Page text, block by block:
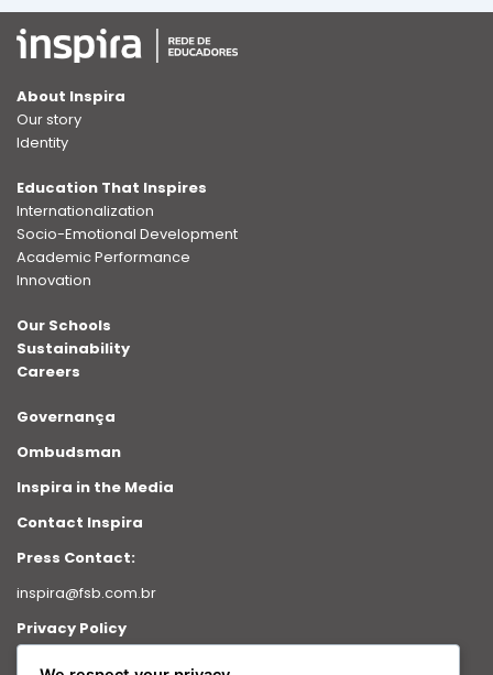
About Inspira
Our story
Identity
Education That Inspires
Internationalization
Socio-Emotional Development
Academic Performance
Innovation
Our Schools
Sustainability
Careers
Governança
Ombudsman
Inspira in the Media
Contact Inspira
Press Contact:
inspira@fsb.com.br
Privacy Policy
Intranet